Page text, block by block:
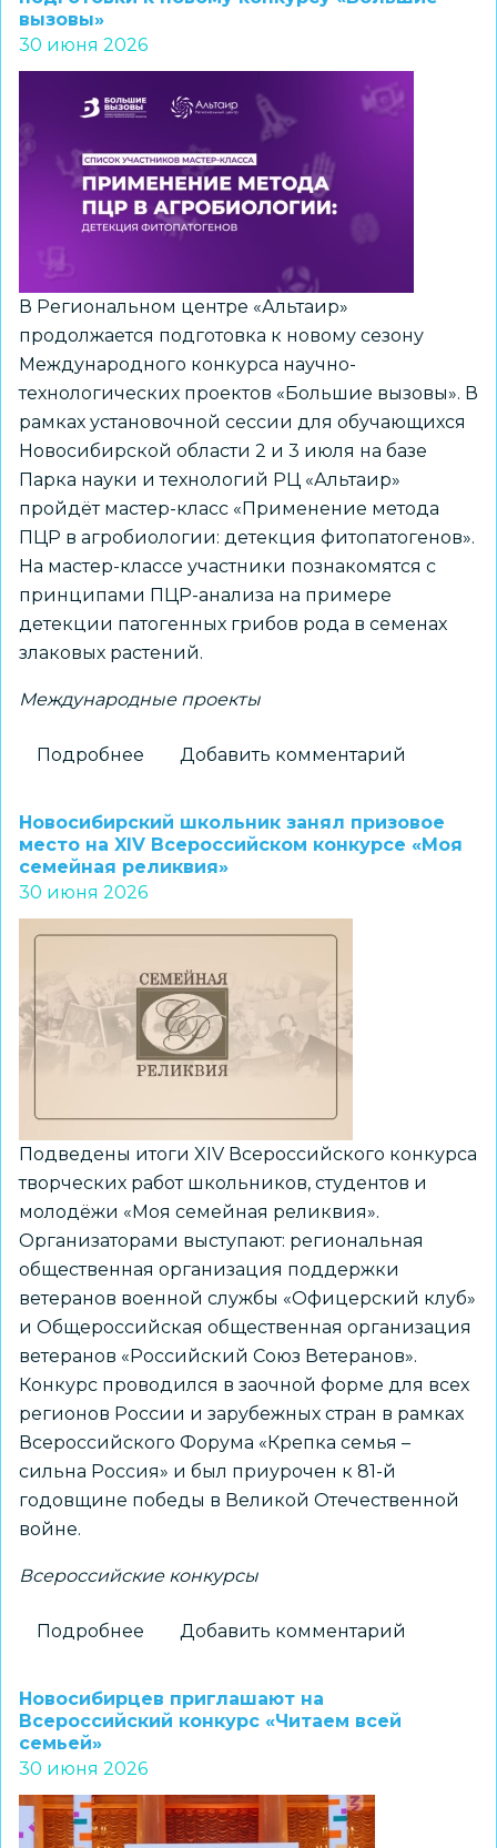
заявления
пересдаче
в
дополнительные
дни
вызовы»
30 июня 2026
В Региональном центре «Альтаир»
продолжается подготовка к новому сезону
Международного конкурса научно-
технологических проектов «Большие вызовы». В
рамках установочной сессии для обучающихся
Новосибирской области 2 и 3 июля на базе
Парка науки и технологий РЦ «Альтаир»
пройдёт мастер-класс «Применение метода
ПЦР в агробиологии: детекция фитопатогенов».
На мастер-классе участники познакомятся с
принципами ПЦР-анализа на примере
детекции патогенных грибов рода в семенах
злаковых растений.
Международные проекты
Подробнее
проведет
мастер-
класс
в
к
новому
конкурсу
«Большие
Добавить комментарий
Новосибирский школьник занял призовое
место на XIV Всероссийском конкурсе «Моя
семейная реликвия»
30 июня 2026
Подведены итоги XIV Всероссийского конкурса
творческих работ школьников, студентов и
молодёжи «Моя семейная реликвия».
Организаторами выступают: региональная
общественная организация поддержки
ветеранов военной службы «Офицерский клуб»
и Общероссийская общественная организация
ветеранов «Российский Союз Ветеранов».
Конкурс проводился в заочной форме для всех
регионов России и зарубежных стран в рамках
Всероссийского Форума «Крепка семья –
сильна Россия» и был приурочен к 81-й
годовщине победы в Великой Отечественной
войне.
Всероссийские конкурсы
Подробнее
занял
место
на
XIV
Добавить комментарий
Новосибирцев приглашают на
Всероссийский конкурс «Читаем всей
семьей»
30 июня 2026